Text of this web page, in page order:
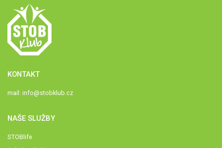
KONTAKT
mail: info@stobklub.cz
NAŠE SLUŽBY
STOBlife